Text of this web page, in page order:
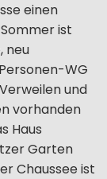
einen
ist
neu
WG
und
vorhanden
Haus
Garten
Chaussee ist